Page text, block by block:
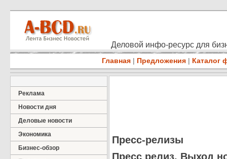
Деловой инфо-ресурс для
Главная | Предложения | Каталог
Реклама
Новости дня
Деловые новости
Экономика
Бизнес-обзор
Пресс-релизы
Пресс релиз. Выход